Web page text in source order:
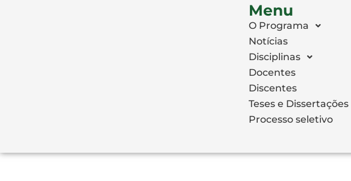
Menu
O Programa
Notícias
Disciplinas
Docentes
Discentes
Teses e Dissertações
Processo seletivo